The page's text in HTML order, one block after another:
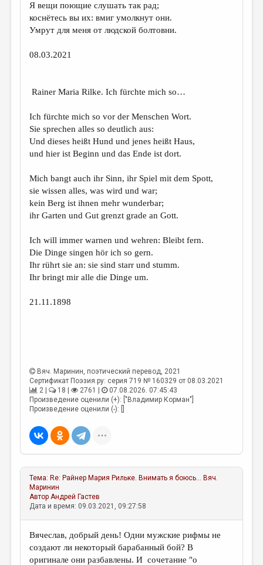
КОНКУРСЫ
ДЕТСКАЯ КОМНАТА
СТРАНИЦЫ ПАМЯТИ
КОЛОНКА РЕДАКТОРА
РЕДКОЛЛЕГИЯ
ОТ РЕДАКЦИИ
МАЛАЯ ПРОЗА
ЭССЕИСТИКА
ЛИТЕРАТУРОВЕДЕНИЕ
КУЛЬТУРОВЕДЕНИЕ
ПУБЛИЦИСТИКА
РЕЦЕНЗИРОВАНИЕ
ВКОНТАКТЕ
Я вещи поющие слушать так рад;
коснётесь вы их: вмиг умолкнут они.
Умрут для меня от людской болтовни.
08.03.2021
Rainer Maria Rilke. Ich fürchte mich so…
Ich fürchte mich so vor der Menschen Wort.
Sie sprechen alles so deutlich aus:
Und dieses heißt Hund und jenes heißt Haus,
und hier ist Beginn und das Ende ist dort.
Mich bangt auch ihr Sinn, ihr Spiel mit dem Spott,
sie wissen alles, was wird und war;
kein Berg ist ihnen mehr wunderbar;
ihr Garten und Gut grenzt grade an Gott.
Ich will immer warnen und wehren: Bleibt fern.
Die Dinge singen hör ich so gern.
Ihr rührt sie an: sie sind starr und stumm.
Ihr bringt mir alle die Dinge um.
21.11.1898
Вяч. Маринин, поэтический перевод, 2021
Сертификат Поэзия.ру: серия 719 № 160329 от 08.03.2021
2 |
18 | 2761 |
07.08.2026. 07:45:43
Произведение оценили (+): ["Владимир Корман"]
Произведение оценили (-): []
Тема: Re: Райнер Мария Рильке. Внимать я боюсь... Вяч.
Маринин
АвторАндрей Гастев
Дата и время: 09.03.2021, 09:27:58
Вячеслав, добрый день! Одни мужские рифмы не
создают ли некоторый барабанный бой? В
оригинале они разбавлены. И сочетание "о